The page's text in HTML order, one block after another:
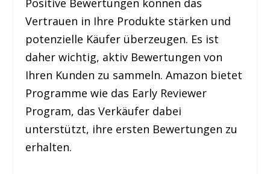
Positive Bewertungen können das
Vertrauen in Ihre Produkte stärken und
potenzielle Käufer überzeugen. Es ist
daher wichtig, aktiv Bewertungen von
Ihren Kunden zu sammeln. Amazon bietet
Programme wie das Early Reviewer
Program, das Verkäufer dabei
unterstützt, ihre ersten Bewertungen zu
erhalten.